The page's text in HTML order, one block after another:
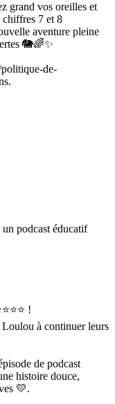
grand vos oreilles et
chiffres 7 et 8
aventure pleine
🐘🌈✨
de-
podcast éducatif
!
à continuer leurs
de podcast
histoire douce,
💛.